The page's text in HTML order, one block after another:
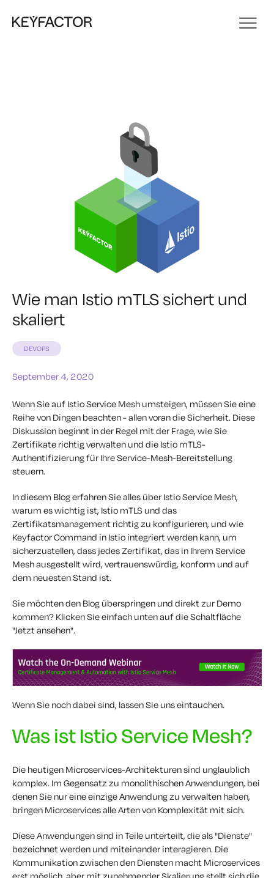
Wie man Istio mTLS sichert und
skaliert
DEVOPS
September 4, 2020
Wenn Sie auf Istio Service Mesh umsteigen, müssen Sie eine
Reihe von Dingen beachten - allen voran die Sicherheit. Diese
Diskussion beginnt in der Regel mit der Frage, wie Sie
Zertifikate richtig verwalten und die Istio mTLS-
Authentifizierung für Ihre Service-Mesh-Bereitstellung
steuern.
In diesem Blog erfahren Sie alles über Istio Service Mesh,
warum es wichtig ist, Istio mTLS und das
Zertifikatsmanagement richtig zu konfigurieren, und wie
Keyfactor Command in Istio integriert werden kann, um
sicherzustellen, dass jedes Zertifikat, das in Ihrem Service
Mesh ausgestellt wird, vertrauenswürdig, konform und auf
dem neuesten Stand ist.
Sie möchten den Blog überspringen und direkt zur Demo
kommen? Klicken Sie einfach unten auf die Schaltfläche
"Jetzt ansehen".
Wenn Sie noch dabei sind, lassen Sie uns eintauchen.
Was ist Istio Service Mesh?
Die heutigen Microservices-Architekturen sind unglaublich
komplex. Im Gegensatz zu monolithischen Anwendungen, bei
denen Sie nur eine einzige Anwendung zu verwalten haben,
bringen Microservices alle Arten von Komplexität mit sich.
Diese Anwendungen sind in Teile unterteilt, die als "Dienste"
bezeichnet werden und miteinander interagieren. Die
Kommunikation zwischen den Diensten macht Microservices
erst möglich, aber mit zunehmender Skalierung stellt sich die